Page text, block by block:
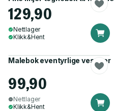
129,90
Nettlager
Klikk&Hent
Malebok eventyrlige vesener
99,90
Nettlager
Klikk&Hent